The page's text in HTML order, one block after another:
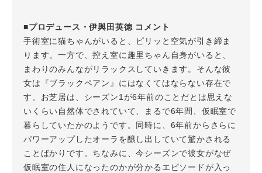
■プロデュース・伊與田英徳 コメント
手術室に猫ちゃんがいると、ピリッと空気が引き締ま
ります。一方で、控え室に趣里ちゃん自身がいると、
まわりのみんながリラックスしていきます。そんな彼
女は『ブラックペアン』にはなくてはならない存在で
す。お芝居は、シーズン1が6年前のことだとは思えな
いくらい自然体でされていて、まるで6年間、仮眠室で
暮らしていたかのようです。同時に、6年前からさらに
パワーアップしたオーラを醸し出していて驚かされる
ことばかりです。ちなみに、今シーズンで彼女がなぜ
仮眠室の住人になったのかが分かるエピソードが入っ